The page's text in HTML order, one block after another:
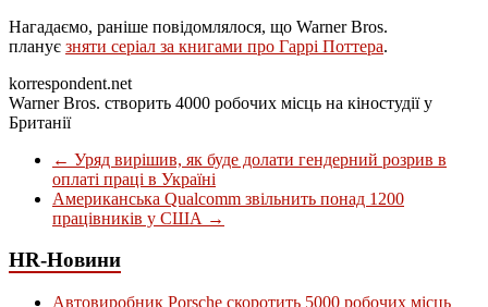
Нагадаємо, раніше повідомлялося, що Warner Bros.
планує зняти серіал за книгами про Гаррі Поттера.
korrespondent.net
Warner Bros. створить 4000 робочих місць на кіностудії у
Британії
← Уряд вирішив, як буде долати гендерний розрив в
оплаті праці в Україні
Американська Qualcomm звільнить понад 1200
працівників у США →
HR-Новини
Автовиробник Porsche скоротить 5000 робочих місць